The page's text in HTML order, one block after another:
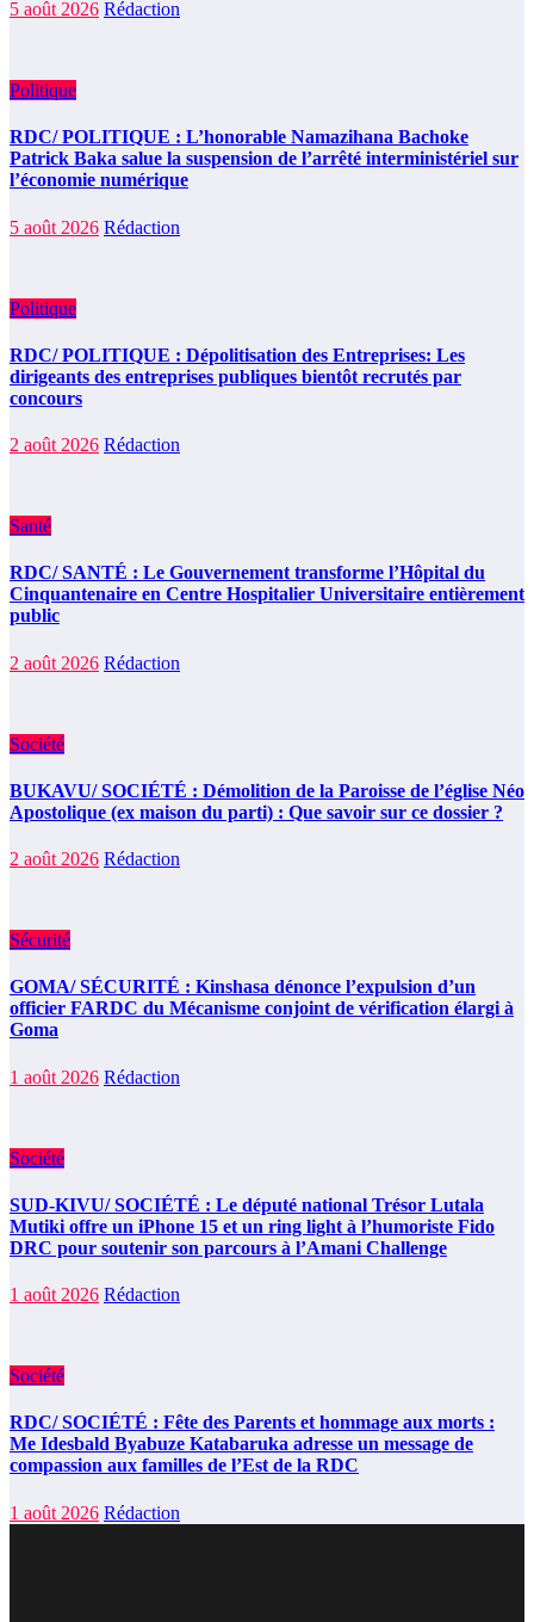
5 août 2026 Rédaction
Politique
RDC/ POLITIQUE : L’honorable Namazihana Bachoke
Patrick Baka salue la suspension de l’arrêté interministériel sur
l’économie numérique
5 août 2026 Rédaction
Politique
RDC/ POLITIQUE : Dépolitisation des Entreprises: Les
dirigeants des entreprises publiques bientôt recrutés par
concours
2 août 2026 Rédaction
Santé
RDC/ SANTÉ : Le Gouvernement transforme l’Hôpital du
Cinquantenaire en Centre Hospitalier Universitaire entièrement
public
2 août 2026 Rédaction
Société
BUKAVU/ SOCIÉTÉ : Démolition de la Paroisse de l’église Néo
Apostolique (ex maison du parti) : Que savoir sur ce dossier ?
2 août 2026 Rédaction
Sécurité
GOMA/ SÉCURITÉ : Kinshasa dénonce l’expulsion d’un
officier FARDC du Mécanisme conjoint de vérification élargi à
Goma
1 août 2026 Rédaction
Société
SUD-KIVU/ SOCIÉTÉ : Le député national Trésor Lutala
Mutiki offre un iPhone 15 et un ring light à l’humoriste Fido
DRC pour soutenir son parcours à l’Amani Challenge
1 août 2026 Rédaction
Société
RDC/ SOCIÉTÉ : Fête des Parents et hommage aux morts :
Me Idesbald Byabuze Katabaruka adresse un message de
compassion aux familles de l’Est de la RDC
1 août 2026 Rédaction